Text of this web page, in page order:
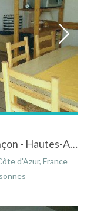
Appartement a Serre Chevalier Briançon - Hautes-Alpes - Provence-Alpes-Côte d'Azur
d'Azur, France